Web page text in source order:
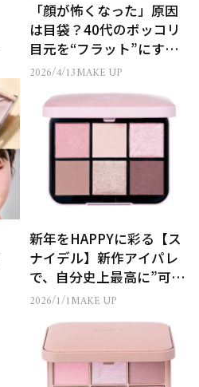
「顔が怖くなった」原因
は目袋？40代のポッコリ
目元を“フラット”にする
神テク
2026/4/13MAKE UP
新年をHAPPYに彩る【ス
ナイデル】新作アイパレ
で、自分史上最高に”可愛
く”
2026/1/1MAKE UP